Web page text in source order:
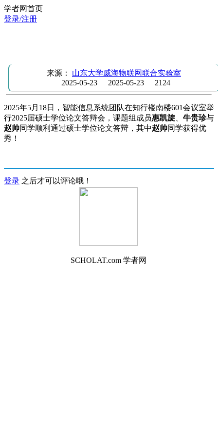
学者网首页
登录/注册
来源： 山东大学威海物联网联合实验室
2025-05-23
2025-05-23 2124
2025年5月18日，智能信息系统团队在知行楼南楼601会议室举
行2025届硕士学位论文答辩会，课题组成员惠凯旋 牛贵珍与
赵帅同学顺利通过硕士学位论文答辩，其中赵帅同学获得优
秀！
登录 之后才可以评论哦！
SCHOLAT.com 学者网